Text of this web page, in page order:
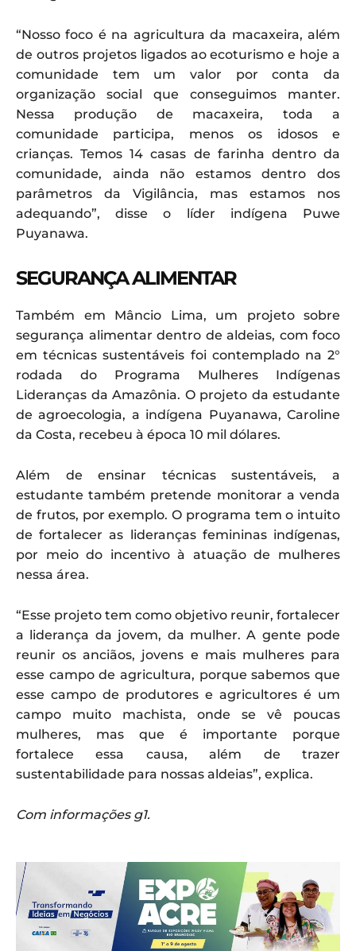
“Nosso foco é na agricultura da macaxeira, além
de outros projetos ligados ao ecoturismo e hoje a
comunidade tem um valor por conta da
organização social que conseguimos manter.
Nessa produção de macaxeira, toda a
comunidade participa, menos os idosos e
crianças. Temos 14 casas de farinha dentro da
comunidade, ainda não estamos dentro dos
parâmetros da Vigilância, mas estamos nos
adequando”, disse o líder indígena Puwe
Puyanawa.
SEGURANÇA ALIMENTAR
Também em Mâncio Lima, um projeto sobre
segurança alimentar dentro de aldeias, com foco
em técnicas sustentáveis foi contemplado na 2°
rodada do Programa Mulheres Indígenas
Lideranças da Amazônia. O projeto da estudante
de agroecologia, a indígena Puyanawa, Caroline
da Costa, recebeu à época 10 mil dólares.
Além de ensinar técnicas sustentáveis, a
estudante também pretende monitorar a venda
de frutos, por exemplo. O programa tem o intuito
de fortalecer as lideranças femininas indígenas,
por meio do incentivo à atuação de mulheres
nessa área.
“Esse projeto tem como objetivo reunir, fortalecer
a liderança da jovem, da mulher. A gente pode
reunir os anciãos, jovens e mais mulheres para
esse campo de agricultura, porque sabemos que
esse campo de produtores e agricultores é um
campo muito machista, onde se vê poucas
mulheres, mas que é importante porque
fortalece essa causa, além de trazer
sustentabilidade para nossas aldeias”, explica.
Com informações g1.